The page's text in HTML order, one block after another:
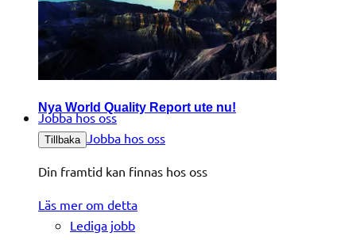
Nya World Quality Report ute nu!
Jobba hos oss
Tillbaka Jobba hos oss
Din framtid kan finnas hos oss
Läs mer om detta
Lediga jobb